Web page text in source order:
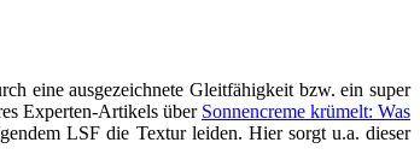
eine ausgezeichnete Gleitfähigkeit bzw. ein super
Experten-Artikels über Sonnencreme krümelt: Was
LSF die Textur leiden. Hier sorgt u.a. dieser